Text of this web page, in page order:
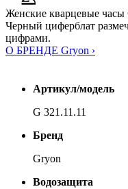
Женские кварцевые часы
Черный циферблат
цифрами.
О БРЕНДЕ Gryon ›
Артикул/модель
G 321.11.11
Бренд
Gryon
Водозащита